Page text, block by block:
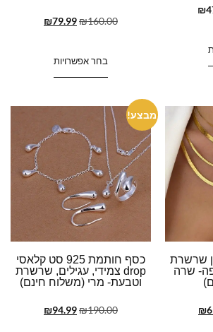
₪
₪160.00
₪79.99
בחר אפשרויות
שרשרת
שרה
₪
מבצע!
כסף חותמת 925 סט קלאסי
drop צמידי, עגילים, שרשרת
וטבעת- מרי (משלוח חינם)
₪190.00
₪94.99